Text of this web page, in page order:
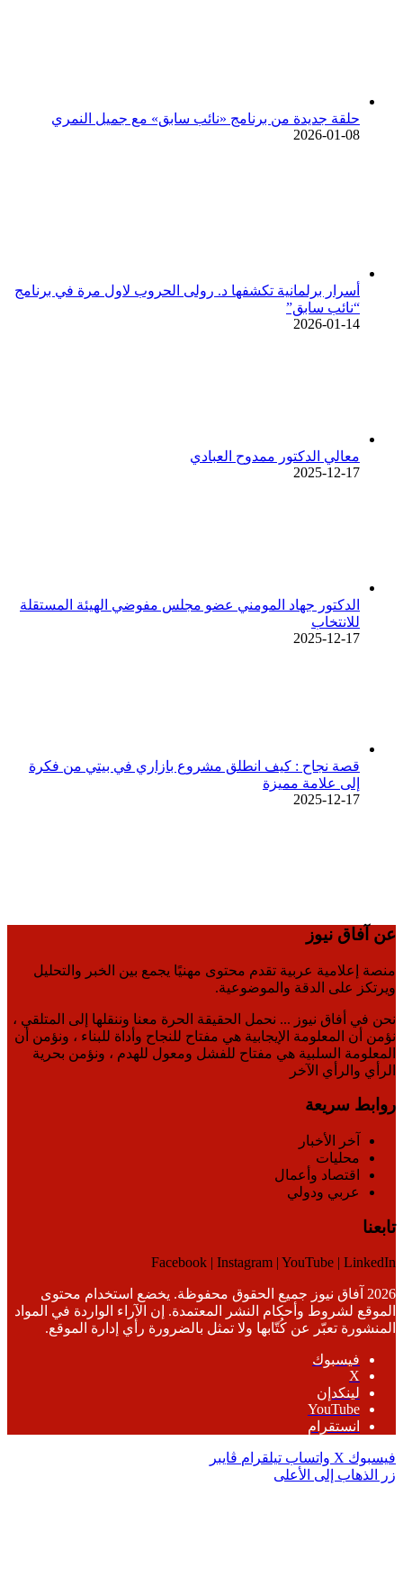
حلقة جديدة من برنامج «نائب سابق» مع جميل النمري
2026-01-08
أسرار برلمانية تكشفها د. رولى الحروب لاول مرة في برنامج
“نائب سابق”
2026-01-14
معالي الدكتور ممدوح العبادي
2025-12-17
الدكتور جهاد المومني عضو مجلس مفوضي الهيئة المستقلة
للانتخاب
2025-12-17
قصة نجاح : كيف انطلق مشروع بازاري في بيتي من فكرة
إلى علامة مميزة
2025-12-17
عن آفاق نيوز
منصة إعلامية عربية تقدم محتوى مهنيًا يجمع بين الخبر والتحليل
ويرتكز على الدقة والموضوعية.
نحن في أفاق نيوز ... نحمل الحقيقة الحرة معنا وننقلها إلى المتلقي ،
نؤمن أن المعلومة الإيجابية هي مفتاح للنجاح وأداة للبناء ، ونؤمن أن
المعلومة السلبية هي مفتاح للفشل ومعول للهدم ، ونؤمن بحرية
الرأي والرأي الآخر
روابط سريعة
آخر الأخبار
محليات
اقتصاد وأعمال
عربي ودولي
تابعنا
Facebook | Instagram | YouTube | LinkedIn
2026 آفاق نيوز جميع الحقوق محفوظة. يخضع استخدام محتوى
الموقع لشروط وأحكام النشر المعتمدة. إن الآراء الواردة في المواد
المنشورة تعبّر عن كُتّابها ولا تمثل بالضرورة رأي إدارة الموقع.
فيسبوك
‫X
لينكدإن
‫YouTube
انستقرام
فيسبوك ‫X واتساب تيلقرام ڤايبر
زر الذهاب إلى الأعلى